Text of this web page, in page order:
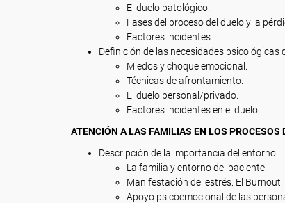
El duelo patológico.
Fases del proceso del duelo y la
Factores incidentes.
Definición de las necesidades psicológicas
Miedos y choque emocional.
Técnicas de afrontamiento.
El duelo personal/privado.
Factores incidentes en el duelo.
ATENCIÓN A LAS FAMILIAS EN LOS PROCESOS
Descripción de la importancia del entorno.
La familia y entorno del paciente.
Manifestación del estrés: El Burnout.
Apoyo psicoemocional de las